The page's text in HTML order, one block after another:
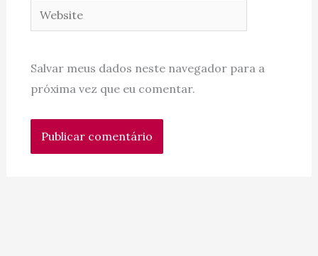
Website
Salvar meus dados neste navegador para a
próxima vez que eu comentar.